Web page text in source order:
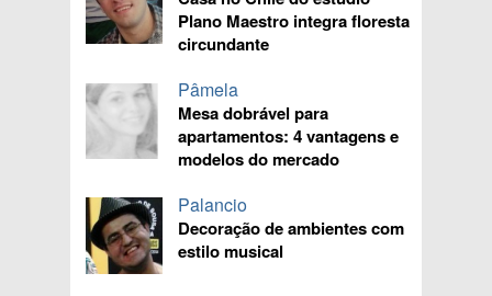
Plano Maestro integra floresta
circundante
Pâmela
Mesa dobrável para
apartamentos: 4 vantagens e
modelos do mercado
Palancio
Decoração de ambientes com
estilo musical